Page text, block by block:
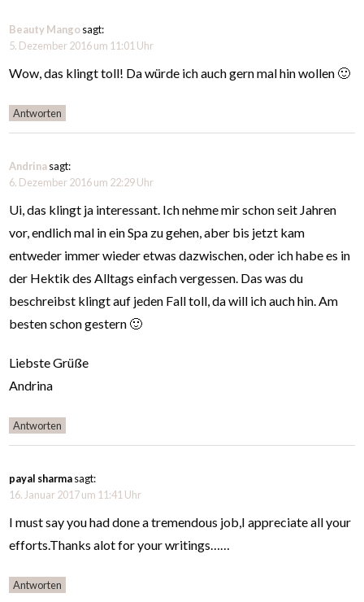
Beauty Mangosagt:
5. Dezember 2016 um 11:01 Uhr
Wow, das klingt toll! Da würde ich auch gern mal hin wollen 🙂
Antworten
Andrinasagt:
6. Dezember 2016 um 22:29 Uhr
Ui, das klingt ja interessant. Ich nehme mir schon seit Jahren
vor, endlich mal in ein Spa zu gehen, aber bis jetzt kam
entweder immer wieder etwas dazwischen, oder ich habe es in
der Hektik des Alltags einfach vergessen. Das was du
beschreibst klingt auf jeden Fall toll, da will ich auch hin. Am
besten schon gestern 🙂
Liebste Grüße
Andrina
Antworten
payal sharmasagt:
16. Januar 2017 um 11:41 Uhr
I must say you had done a tremendous job,I appreciate all your
efforts.Thanks alot for your writings……
Antworten